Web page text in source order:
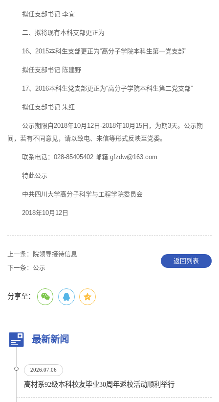
拟任支部书记 李宜
二、拟将现有本科支部更正为
16、2015本科生支部更正为“高分子学院本科生第一党支部”
拟任支部书记 陈建野
17、2016本科生党支部更正为“高分子学院本科生第二党支部”
拟任支部书记 朱红
公示期限自2018年10月12日-2018年10月15日，为期3天。公示期
间，若有不同意见，请以致电、来信等形式反映至党委。
联系电话：028-85405402 邮箱:gfzdw@163.com
特此公示
中共四川大学高分子科学与工程学院委员会
2018年10月12日
上一条：
院领导接待信息
下一条： 公示
返回列表
分享至：
最新新闻
2026.07.06
高材系92级本科校友毕业30周年返校活动顺利举行